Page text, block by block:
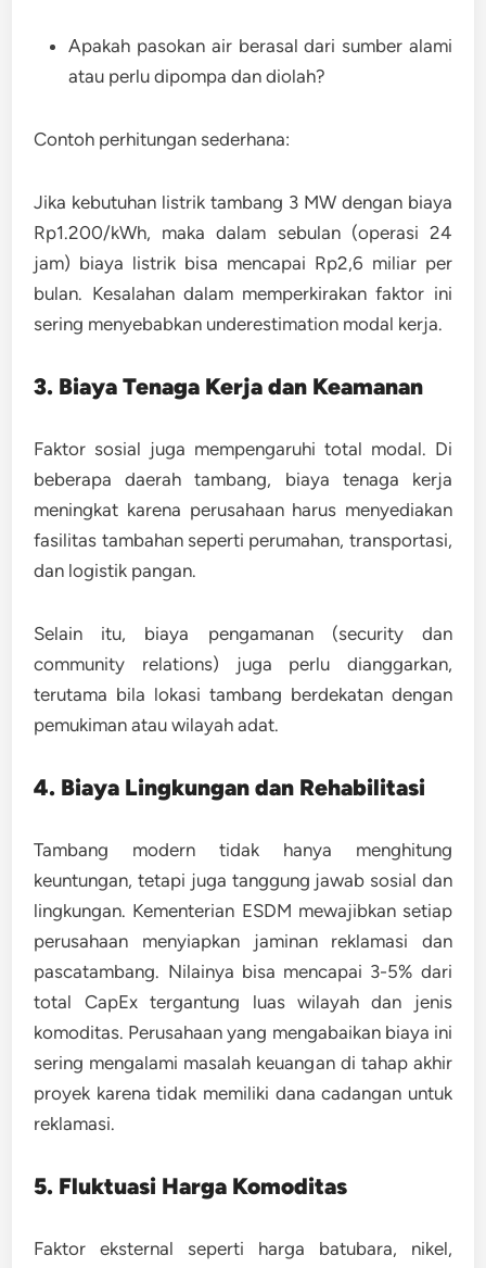
Apakah pasokan air berasal dari sumber alami
atau perlu dipompa dan diolah?
Contoh perhitungan sederhana:
Jika kebutuhan listrik tambang 3 MW dengan biaya
Rp1.200/kWh, maka dalam sebulan (operasi 24
jam) biaya listrik bisa mencapai Rp2,6 miliar per
bulan. Kesalahan dalam memperkirakan faktor ini
sering menyebabkan underestimation modal kerja.
3. Biaya Tenaga Kerja dan Keamanan
Faktor sosial juga mempengaruhi total modal. Di
beberapa daerah tambang, biaya tenaga kerja
meningkat karena perusahaan harus menyediakan
fasilitas tambahan seperti perumahan, transportasi,
dan logistik pangan.
Selain itu, biaya pengamanan (security dan
community relations) juga perlu dianggarkan,
terutama bila lokasi tambang berdekatan dengan
pemukiman atau wilayah adat.
4. Biaya Lingkungan dan Rehabilitasi
Tambang modern tidak hanya menghitung
keuntungan, tetapi juga tanggung jawab sosial dan
lingkungan. Kementerian ESDM mewajibkan setiap
perusahaan menyiapkan jaminan reklamasi dan
pascatambang. Nilainya bisa mencapai 3-5% dari
total CapEx tergantung luas wilayah dan jenis
komoditas. Perusahaan yang mengabaikan biaya ini
sering mengalami masalah keuangan di tahap akhir
proyek karena tidak memiliki dana cadangan untuk
reklamasi.
5. Fluktuasi Harga Komoditas
Faktor eksternal seperti harga batubara, nikel,